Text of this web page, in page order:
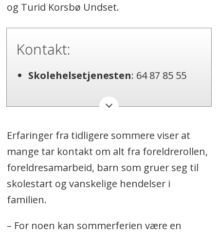
og Turid Korsbø Undset.
Kontakt:
Skolehelsetjenesten: 64 87 85 55
Helsestasjon for ungdom
Erfaringer fra tidligere sommere viser at
mange tar kontakt om alt fra foreldrerollen,
foreldresamarbeid, barn som gruer seg til
skolestart og vanskelige hendelser i
familien.
– For noen kan sommerferien være en